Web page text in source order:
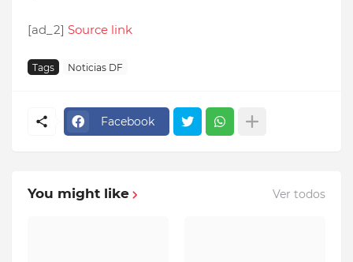
[ad_2] Source link
Tags Noticias DF
Facebook
You might like Ver todos